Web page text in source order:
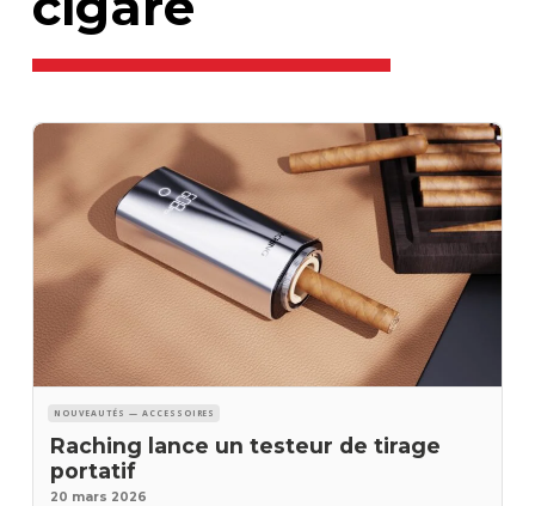
NOUVEAUTÉS — ACCESSOIRES
Raching lance un testeur de tirage
portatif
20 mars 2026